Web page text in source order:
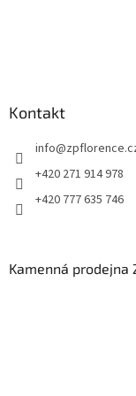
Kontakt
info@
+420 271 914 978
+420 777 635 746
Kamenná prodejna